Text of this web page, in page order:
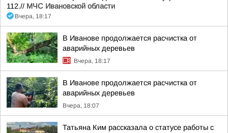
112.// МЧС Ивановской области
Вчера, 18:17
В Иванове продолжается расчистка от
аварийных деревьев
Вчера, 18:17
В Иванове продолжается расчистка от
аварийных деревьев
Вчера, 18:07
Татьяна Ким рассказала о статусе работы с